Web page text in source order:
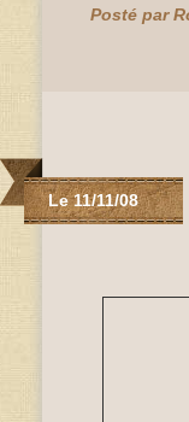
Posté par
Le 11/11/08